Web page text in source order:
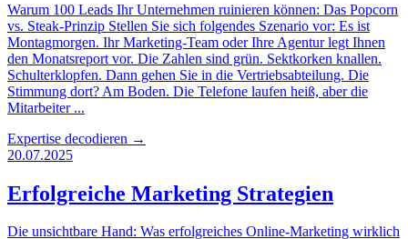
Warum 100 Leads Ihr Unternehmen ruinieren können: Das Popcorn
vs. Steak-Prinzip Stellen Sie sich folgendes Szenario vor: Es ist
Montagmorgen. Ihr Marketing-Team oder Ihre Agentur legt Ihnen
den Monatsreport vor. Die Zahlen sind grün. Sektkorken knallen.
Schulterklopfen. Dann gehen Sie in die Vertriebsabteilung. Die
Stimmung dort? Am Boden. Die Telefone laufen heiß, aber die
Mitarbeiter ...
Expertise decodieren →
20.07.2025
Erfolgreiche Marketing Strategien
Die unsichtbare Hand: Was erfolgreiches Online-Marketing wirklich